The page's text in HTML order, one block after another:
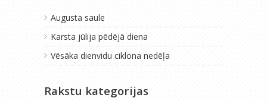
Augusta saule
Karsta jūlija pēdējā diena
Vēsāka dienvidu ciklona nedēļa
Rakstu kategorijas